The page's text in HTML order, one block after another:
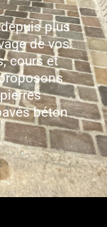
plus
de vos
cours et
béton